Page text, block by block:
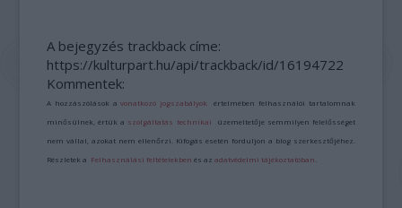
A bejegyzés trackback címe:
https://kulturpart.hu/api/trackback/id/16194722
Kommentek:
A hozzászólások avonatkozó jogszabályok értelmében felhasználói tartalomnak
minősülnek, értük a szolgáltatás technikai üzemeltetője semmilyen felelősséget
nem vállal, azokat nem ellenőrzi. Kifogás esetén forduljon a blog szerkesztőjéhez.
Részletek a Felhasználási feltételekben és azadatvédelmi tájékoztatóban